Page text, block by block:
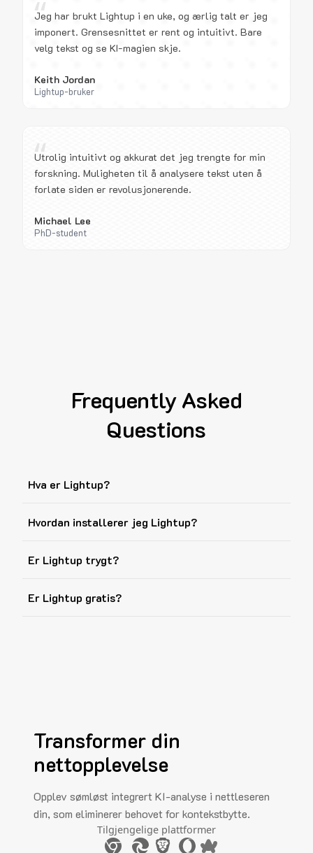
“
Jeg har brukt Lightup i en uke, og ærlig talt er jeg
imponert. Grensesnittet er rent og intuitivt. Bare
velg tekst og se KI-magien skje.
Keith Jordan
Lightup-bruker
“
Utrolig intuitivt og akkurat det jeg trengte for min
forskning. Muligheten til å analysere tekst uten å
forlate siden er revolusjonerende.
Michael Lee
PhD-student
Frequently Asked
Questions
Hva er Lightup?
Hvordan installerer jeg Lightup?
Er Lightup trygt?
Er Lightup gratis?
Transformer din
nettopplevelse
Opplev sømløst integrert KI-analyse i nettleseren
din, som eliminerer behovet for kontekstbytte.
Tilgjengelige plattformer